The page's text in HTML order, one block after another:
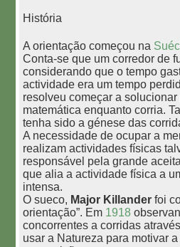
História
A orientação começou na
Conta-se que um corredor de
considerando que o tempo
actividade era um tempo
resolveu começar a
matemática enquanto corria.
tenha sido a génese das
A necessidade de ocupar a
realizam actividades físicas
responsável pela grande
que alia a actividade física a
intensa.
O sueco, Major Killander foi
orientação”. Em 1918
concorrentes a corridas
usar a Natureza para motivar